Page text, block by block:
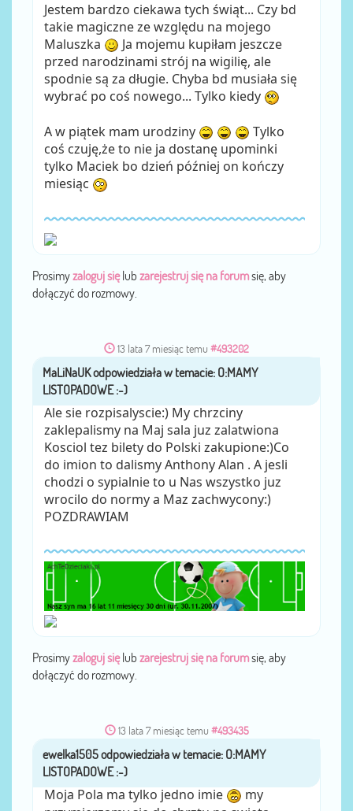
Jestem bardzo ciekawa tych świąt... Czy bd
takie magiczne ze względu na mojego
Maluszka
Ja mojemu kupiłam jeszcze
przed narodzinami strój na wigilię, ale
spodnie są za długie. Chyba bd musiała się
wybrać po coś nowego... Tylko kiedy
A w piątek mam urodziny
Tylko
coś czuję,że to nie ja dostanę upominki
tylko Maciek bo dzień później on kończy
miesiąc
Prosimyzaloguj sięlub zarejestruj się na forumsię, aby
dołączyć do rozmowy.
13 lata 7 miesiąc temu #493202
przezMaLiNaUK
Ale sie rozpisalyscie:) My chrzciny
zaklepalismy na Maj sala juz zalatwiona
Kosciol tez bilety do Polski zakupione:)Co
do imion to dalismy Anthony Alan . A jesli
chodzi o sypialnie to u Nas wszystko juz
wrocilo do normy a Maz zachwycony:)
POZDRAWIAM
Prosimyzaloguj sięlub zarejestruj się na forumsię, aby
dołączyć do rozmowy.
13 lata 7 miesiąc temu #493435
przezewelka1505
Moja Pola ma tylko jedno imie
my